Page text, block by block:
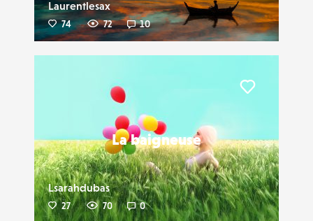
Laurentlesax
74 72 10
La baigneuse
Lsarahdubas
27 70 0